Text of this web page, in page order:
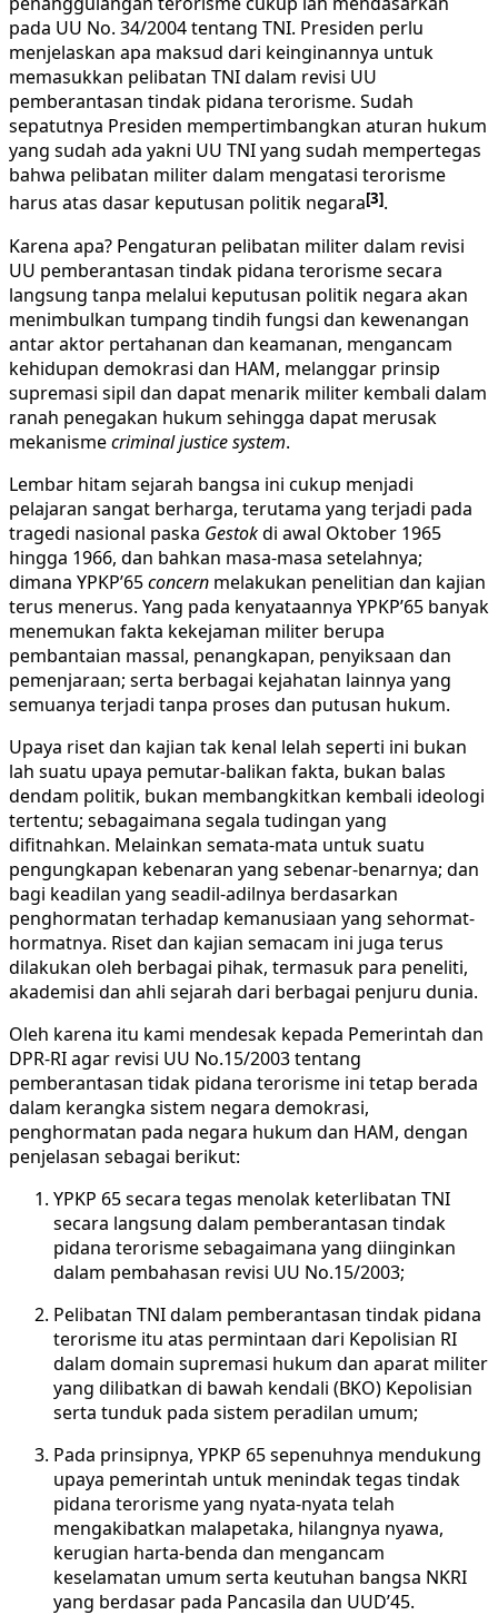
pada UU No. 34/2004 tentang TNI. Presiden perlu
menjelaskan apa maksud dari keinginannya untuk
memasukkan pelibatan TNI dalam revisi UU
pemberantasan tindak pidana terorisme. Sudah
sepatutnya Presiden mempertimbangkan aturan hukum
yang sudah ada yakni UU TNI yang sudah mempertegas
bahwa pelibatan militer dalam mengatasi terorisme
harus atas dasar keputusan politik negara[3].
Karena apa? Pengaturan pelibatan militer dalam revisi
UU pemberantasan tindak pidana terorisme secara
langsung tanpa melalui keputusan politik negara akan
menimbulkan tumpang tindih fungsi dan kewenangan
antar aktor pertahanan dan keamanan, mengancam
kehidupan demokrasi dan HAM, melanggar prinsip
supremasi sipil dan dapat menarik militer kembali dalam
ranah penegakan hukum sehingga dapat merusak
mekanismecriminal justice system.
Lembar hitam sejarah bangsa ini cukup menjadi
pelajaran sangat berharga, terutama yang terjadi pada
tragedi nasional paska Gestokdi awal Oktober 1965
hingga 1966, dan bahkan masa-masa setelahnya;
dimana YPKP’65concern melakukan penelitian dan kajian
terus menerus. Yang pada kenyataannya YPKP’65 banyak
menemukan fakta kekejaman militer berupa
pembantaian massal, penangkapan, penyiksaan dan
pemenjaraan; serta berbagai kejahatan lainnya yang
semuanya terjadi tanpa proses dan putusan hukum.
Upaya riset dan kajian tak kenal lelah seperti ini bukan
lah suatu upaya pemutar-balikan fakta, bukan balas
dendam politik, bukan membangkitkan kembali ideologi
tertentu; sebagaimana segala tudingan yang
difitnahkan. Melainkan semata-mata untuk suatu
pengungkapan kebenaran yang sebenar-benarnya; dan
bagi keadilan yang seadil-adilnya berdasarkan
penghormatan terhadap kemanusiaan yang sehormat-
hormatnya. Riset dan kajian semacam ini juga terus
dilakukan oleh berbagai pihak, termasuk para peneliti,
akademisi dan ahli sejarah dari berbagai penjuru dunia.
Oleh karena itu kami mendesak kepada Pemerintah dan
DPR-RI agar revisi UU No.15/2003 tentang
pemberantasan tidak pidana terorisme ini tetap berada
dalam kerangka sistem negara demokrasi,
penghormatan pada negara hukum dan HAM, dengan
penjelasan sebagai berikut:
YPKP 65 secara tegas menolak keterlibatan TNI
secara langsung dalam pemberantasan tindak
pidana terorisme sebagaimana yang diinginkan
dalam pembahasan revisi UU No.15/2003;
Pelibatan TNI dalam pemberantasan tindak pidana
terorisme itu atas permintaan dari Kepolisian RI
dalam domain supremasi hukum dan aparat militer
yang dilibatkan di bawah kendali (BKO) Kepolisian
serta tunduk pada sistem peradilan umum;
Pada prinsipnya, YPKP 65 sepenuhnya mendukung
upaya pemerintah untuk menindak tegas tindak
pidana terorisme yang nyata-nyata telah
mengakibatkan malapetaka, hilangnya nyawa,
kerugian harta-benda dan mengancam
keselamatan umum serta keutuhan bangsa NKRI
yang berdasar pada Pancasila dan UUD’45.